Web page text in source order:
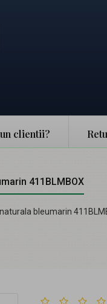
clientii?
411BLMBOX
bleumarin